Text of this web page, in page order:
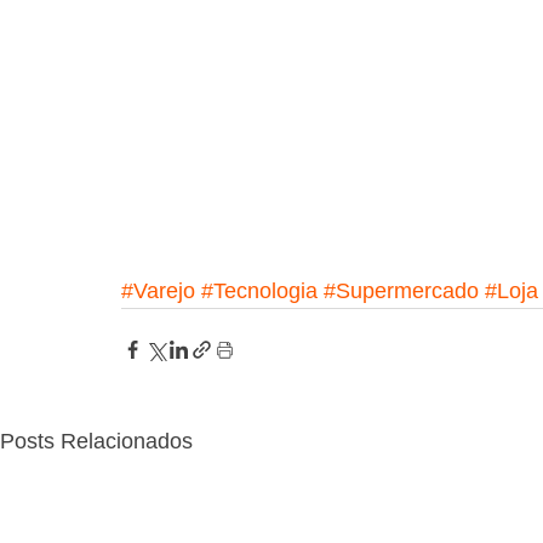
#Varejo #Tecnologia #Supermercado #Loja
Posts Relacionados